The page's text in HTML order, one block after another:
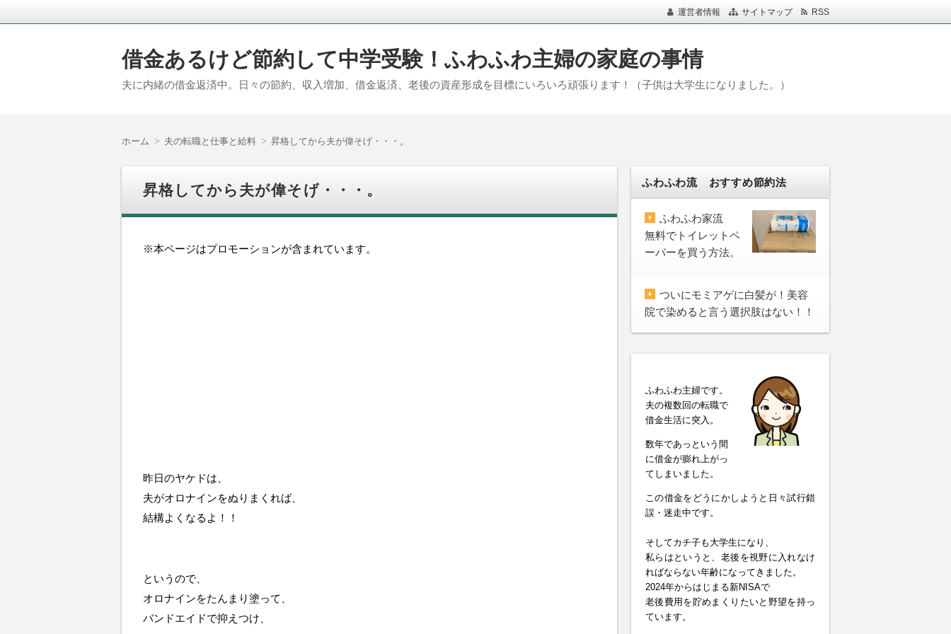
運営者情報 サイトマップ RSS
借金あるけど節約して中学受験！ふわふわ主婦の家庭の事情
夫に内緒の借金返済中。日々の節約、収入増加、借金返済、老後の資産形成を目標にいろいろ頑張ります！（子供は大学生になりました。）
ホーム 夫の転職と仕事と給料 昇格してから夫が偉そげ・・・。
昇格してから夫が偉そげ・・・。
※本ページはプロモーションが含まれています。
昨日のヤケドは、
夫がオロナインをぬりまくれば、
結構よくなるよ！！
というので、
オロナインをたんまり塗って、
バンドエイドで抑えつけ、
ふわふわ流 おすすめ節約法
ふわふわ家流
無料でトイレットペ
ーパーを買う方法。
ついにモミアゲに白髪が！美容
院で染めると言う選択肢はない！！
ふわふわ主婦です。
夫の複数回の転職で
借金生活に突入。
数年であっという間
に借金が膨れ上がっ
てしまいました。
この借金をどうにかしようと日々試行錯
誤・迷走中です。
そしてカチ子も大学生になり、
私らはというと、老後を視野に入れなけ
ればならない年齢になってきました。
2024年からはじまる新NISAで
老後費用を貯めまくりたいと野望を持っ
ています。